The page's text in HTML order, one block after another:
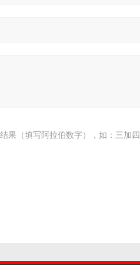
果（填写阿拉伯数字），如：三加四